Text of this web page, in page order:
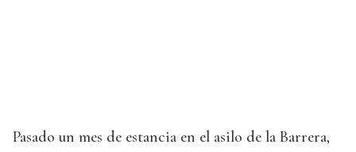
Pasado un mes de estancia en el asilo de la Barrera,